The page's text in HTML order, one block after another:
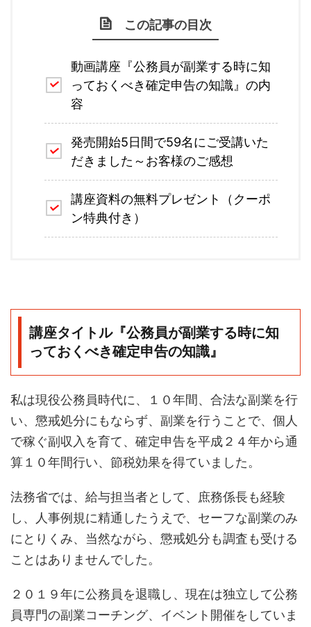
この記事の目次
動画講座『公務員が副業する時に知
っておくべき確定申告の知識』の内
容
発売開始5日間で59名にご受講いた
だきました～お客様のご感想
講座資料の無料プレゼント（クーポ
ン特典付き）
講座タイトル『公務員が副業する時に知
っておくべき確定申告の知識』
私は現役公務員時代に、１０年間、合法な副業を行
い、懲戒処分にもならず、副業を行うことで、個人
で稼ぐ副収入を育て、確定申告を平成２４年から通
算１０年間行い、節税効果を得ていました。
法務省では、給与担当者として、庶務係長も経験
し、人事例規に精通したうえで、セーフな副業のみ
にとりくみ、当然ながら、懲戒処分も調査も受ける
ことはありませんでした。
２０１９年に公務員を退職し、現在は独立して公務
員専門の副業コーチング、イベント開催をしていま